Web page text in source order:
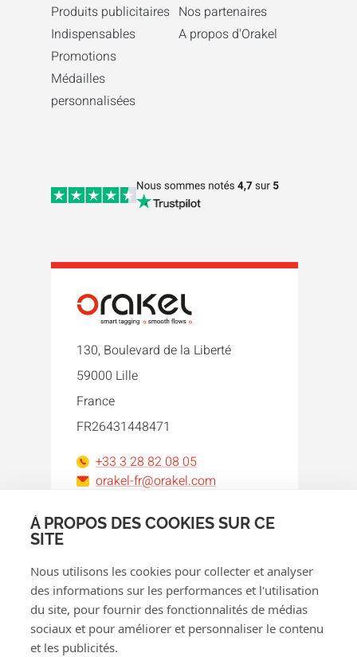
À PROPOS DES COOKIES SUR CE
SITE
Nous utilisons les cookies pour collecter et analyser
des informations sur les performances et l'utilisation
du site, pour fournir des fonctionnalités de médias
sociaux et pour améliorer et personnaliser le contenu
et les publicités.
Produits publicitaires
Indispensables
Promotions
Médailles
personnalisées
Nos partenaires
A propos d'Orakel
130, Boulevard de la Liberté
59000 Lille
France
FR26431448471
+33 3 28 82 08 05
orakel-fr@orakel.com
FacebookInstagram
LinkedInWhatsApp
YouTube